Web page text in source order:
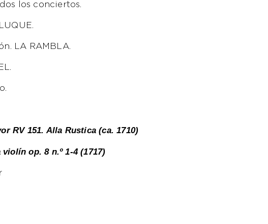
los conciertos.
LA RAMBLA.
RV 151. Alla Rustica (ca. 1710)
op. 8 n.º 1-4 (1717)